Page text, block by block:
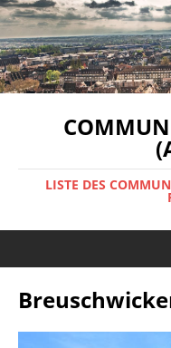
LISTE DES